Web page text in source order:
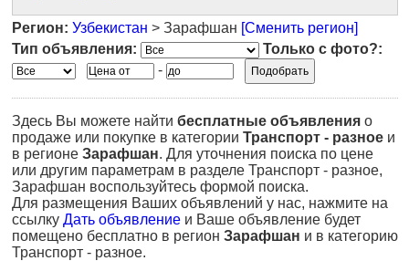
Регион: Узбекистан > Зарафшан [Сменить регион]
Тип объявления:
Только с фото?:
-
Здесь Вы можете найти бесплатные объявления о
продаже или покупке в категории Транспорт - разное и
в регионе Зарафшан. Для уточнения поиска по цене
или другим параметрам в разделе Транспорт - разное,
Зарафшан воспользуйтесь формой поиска.
Для размещения Ваших объявлений у нас, нажмите на
ссылку Дать объявление и Ваше объявление будет
помещено бесплатно в регион Зарафшан и в категорию
Транспорт - разное.